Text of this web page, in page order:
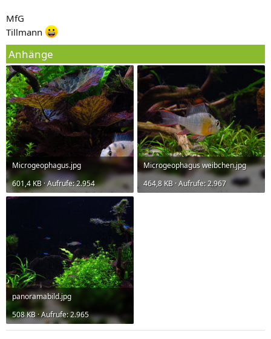
MfG
Tillmann
Anhänge
Microgeophagus.jpg
601,4 KB · Aufrufe: 2.954
Microgeophagus weibchen.jpg
464,8 KB · Aufrufe: 2.967
panoramabild.jpg
508 KB · Aufrufe: 2.965